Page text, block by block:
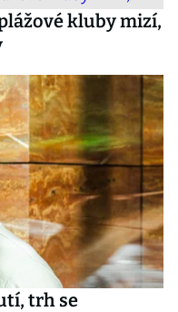
kluby mizí,
trh se